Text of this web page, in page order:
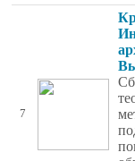
7